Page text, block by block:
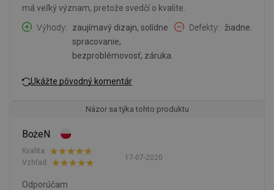
má veľký význam, pretože svedčí o kvalite.
Výhody
zaujímavý dizajn, solídne
spracovanie,
bezproblémovosť, záruka.
Defekty žiadne.
Ukážte pôvodný komentár
Názor sa týka tohto produktu
BożeN
17-07-2020
Kvalita:
Vzhľad:
Odporúčam